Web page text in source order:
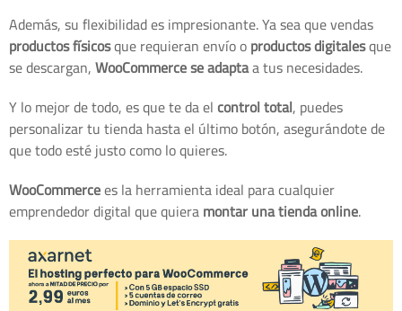
Además, su flexibilidad es impresionante. Ya sea que vendas
productos físicosque requieran envío oproductos digitalesque
se descargan,WooCommerce se adaptaa tus necesidades.
Y lo mejor de todo, es que te da elcontrol total, puedes
personalizar tu tienda hasta el último botón, asegurándote de
que todo esté justo como lo quieres.
WooCommercees la herramienta ideal para cualquier
emprendedor digital que quieramontar una tienda online.